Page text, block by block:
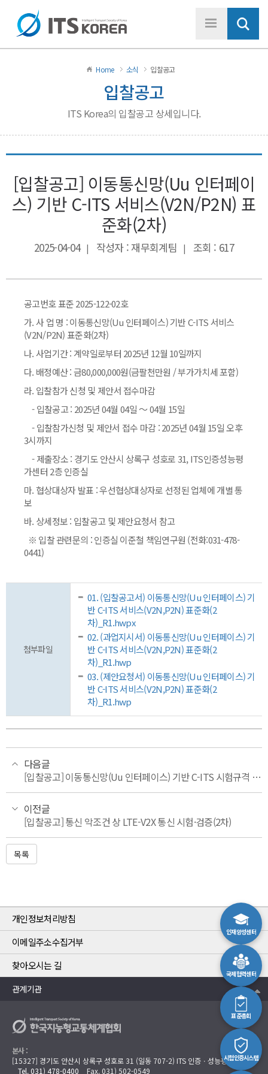
Home 소식 입찰공고
입찰공고
ITS Korea의 입찰공고 상세입니다.
[입찰공고] 이동통신망(Uu 인터페이
스) 기반 C-ITS 서비스(V2N/P2N) 표
준화(2차)
2025-04-04 | 작성자 : 재무회계팀 | 조회 : 617
공고번호 표준 2025-122-02호
가. 사 업 명 : 이동통신망(Uu 인터페이스) 기반 C-ITS 서비스
(V2N/P2N) 표준화(2차)
나. 사업기간 : 계약일로부터 2025년 12월 10일까지
다. 배정예산 : 금80,000,000원(금팔천만원 / 부가가치세 포함)
라. 입찰참가 신청 및 제안서 접수마감
- 입찰공고 : 2025년 04월 04일 ～ 04월 15일
- 입찰참가신청 및 제안서 접수 마감 : 2025년 04월 15일 오후
3시까지
- 제출장소 : 경기도 안산시 상록구 성호로 31, ITS인증성능평
가센터 2층 인증실
마. 협상대상자 발표 : 우선협상대상자로 선정된 업체에 개별 통
보
바. 상세정보 : 입찰공고 및 제안요청서 참고
※ 입찰 관련문의 : 인증실 이준철 책임연구원 (전화:031-478-
0441)
첨부파일
01. (입찰공고서) 이동통신망(Uu 인터페이스) 기
반 C-ITS 서비스(V2N,P2N) 표준화(2
차)_R1.hwpx
02. (과업지시서) 이동통신망(Uu 인터페이스) 기
반 C-ITS 서비스(V2N,P2N) 표준화(2
차)_R1.hwp
03. (제안요청서) 이동통신망(Uu 인터페이스) 기
반 C-ITS 서비스(V2N,P2N) 표준화(2
차)_R1.hwp
다음글
[입찰공고] 이동통신망(Uu 인터페이스) 기반 C-ITS 시험규격 표준화 및 시험환경 개발
이전글
[입찰공고] 통신 악조건 상 LTE-V2X 통신 시험·검증(2차)
목록
개인정보처리방침
이메일주소수집거부
찾아오시는 길
관계기관
본사 :
[15327] 경기도 안산시 상록구 성호로 31 (일동 707-2) ITS 인증ㆍ성능평가센터
Tel. 031) 478-0400
Fax. 031) 502-0549
인재양성센터
국제협력센터
표준총회
시험인증시스템